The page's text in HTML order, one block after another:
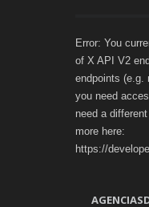
Error: You
of X API V2
endpoints (e.g.
you need
need a
more here:
https://